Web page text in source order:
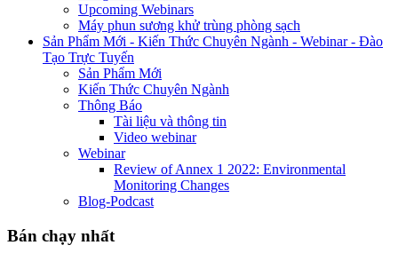
Upcoming Webinars
Máy phun sương khử trùng phòng sạch
Sản Phẩm Mới - Kiến Thức Chuyên Ngành - Webinar - Đào
Tạo Trực Tuyến
Sản Phẩm Mới
Kiến Thức Chuyên Ngành
Thông Báo
Tài liệu và thông tin
Video webinar
Webinar
Review of Annex 1 2022: Environmental
Monitoring Changes
Blog-Podcast
Bán chạy nhất